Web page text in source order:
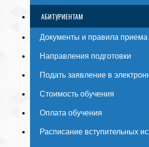
АБИТУРИЕНТАМ
Документы и правила приема
Направления подготовки
Подать заявление в
Стоимость обучения
Оплата обучения
Расписание вступительных